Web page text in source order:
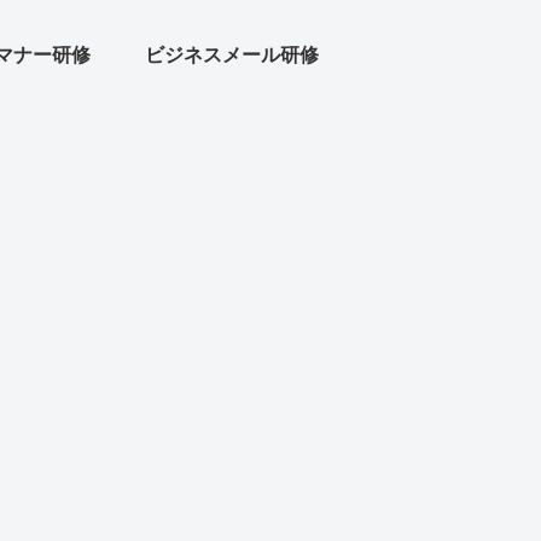
ナー研修 ビジネスメール研修